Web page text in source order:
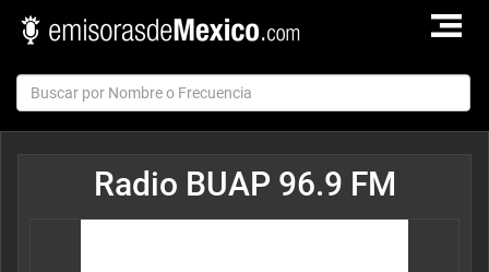
TOGGLE
Radio BUAP 96.9 FM